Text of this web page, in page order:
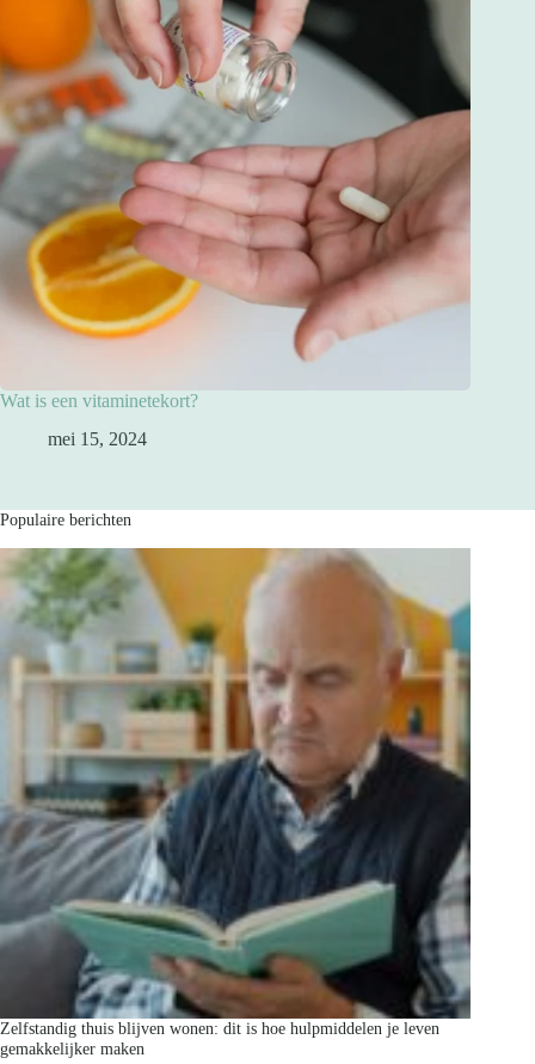
Wat is een vitaminetekort?
mei 15, 2024
Populaire berichten
Zelfstandig thuis blijven wonen: dit is hoe hulpmiddelen je leven
gemakkelijker maken